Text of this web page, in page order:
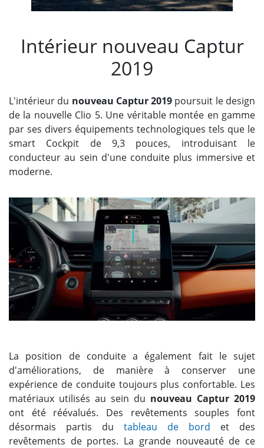
Intérieur nouveau Captur
2019
L'intérieur du nouveau Captur 2019 poursuit le design
de la nouvelle Clio 5. Une véritable montée en gamme
par ses divers équipements technologiques tels que le
smart Cockpit de 9,3 pouces, introduisant le
conducteur au sein d'une conduite plus immersive et
moderne.
La position de conduite a également fait le sujet
d'améliorations, de manière à conserver une
expérience de conduite toujours plus confortable. Les
matériaux utilisés au sein du nouveau Captur 2019
ont été réévalués. Des revêtements souples font
désormais partis du tableau de bord et des
revêtements de portes. La grande nouveauté de ce